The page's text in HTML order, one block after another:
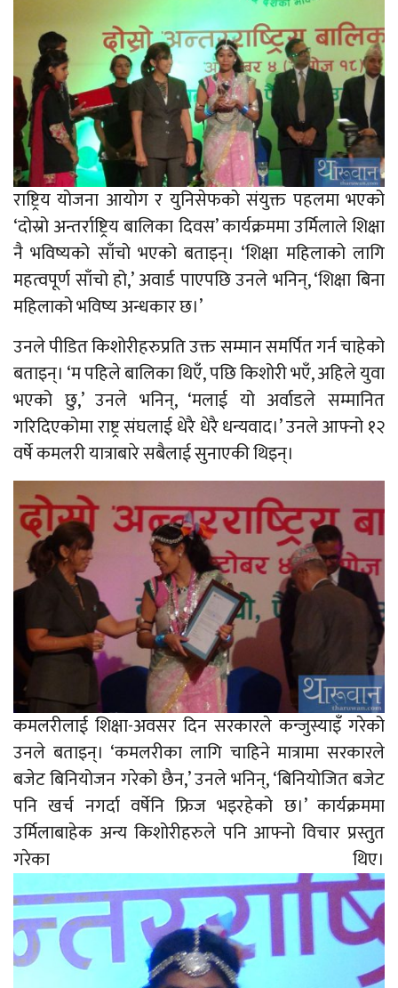
राष्ट्रिय योजना आयोग र युनिसेफको संयुक्त पहलमा भएको
‘दोस्रो अन्तर्राष्ट्रिय बालिका दिवस’ कार्यक्रममा उर्मिलाले शिक्षा
नै भविष्यको साँचो भएको बताइन्। ‘शिक्षा महिलाको लागि
महत्वपूर्ण साँचो हो,’ अवार्ड पाएपछि उनले भनिन्, ‘शिक्षा बिना
महिलाको भविष्य अन्धकार छ।’
उनले पीडित किशोरीहरुप्रति उक्त सम्मान समर्पित गर्न चाहेको
बताइन्। ‘म पहिले बालिका थिएँ, पछि किशोरी भएँ, अहिले युवा
भएको छु,’ उनले भनिन्, ‘मलाई यो अर्वाडले सम्मानित
गरिदिएकोमा राष्ट्र संघलाई धेरै धेरै धन्यवाद।’ उनले आफ्नो १२
वर्षे कमलरी यात्राबारे सबैलाई सुनाएकी थिइन्।
कमलरीलाई शिक्षा-अवसर दिन सरकारले कन्जुस्याइँ गरेको
उनले बताइन्। ‘कमलरीका लागि चाहिने मात्रामा सरकारले
बजेट बिनियोजन गरेको छैन,’ उनले भनिन्, ‘बिनियोजित बजेट
पनि खर्च नगर्दा वर्षेनि फ्रिज भइरहेको छ।’ कार्यक्रममा
उर्मिलाबाहेक अन्य किशोरीहरुले पनि आफ्नो विचार प्रस्तुत
गरेका थिए।